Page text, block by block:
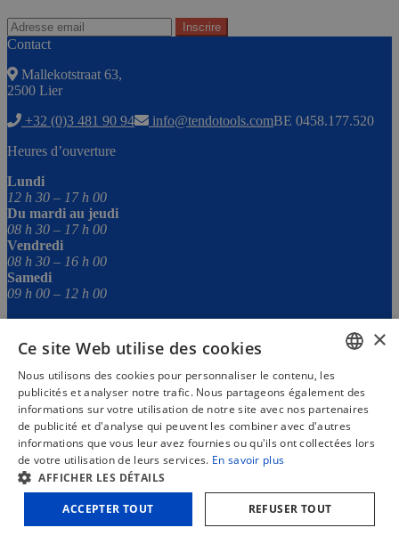
Contact
Mallekotstraat 63,
2500 Lier
+32 (0)3 481 90 94
info@tendotools.comBE 0458.177.520
Heures d’ouverture
Lundi
12 h 30 – 17 h 00
Du mardi au jeudi
08 h 30 – 17 h 00
Vendredi
08 h 30 – 16 h 00
Samedi
09 h 00 – 12 h 00
Liens utiles
Conditions Générales
Privacy Policy
Poste vacant
Chèque cadeau
Chèque cadeau
Mon compte
© 2026 - All rights reserved | Web development by
2 .961,48 (TTC)
quantité
Plaqueuse
Ajouter au panier
DUTCH
FRENCH
ENGLISH
×
Ce site Web utilise des cookies
Nous utilisons des cookies pour personnaliser le contenu, les
publicités et analyser notre trafic. Nous partageons également des
informations sur votre utilisation de notre site avec nos partenaires
de publicité et d'analyse qui peuvent les combiner avec d'autres
informations que vous leur avez fournies ou qu'ils ont collectées lors
de votre utilisation de leurs services. En savoir plus
AFFICHER LES DÉTAILS
ACCEPTER TOUT REFUSER TOUT